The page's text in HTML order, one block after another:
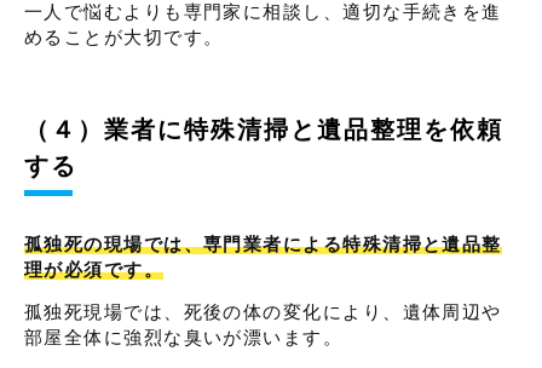
一人で悩むよりも専門家に相談し、適切な手続きを進
めることが大切です。
（４）業者に特殊清掃と遺品整理を依頼
する
孤独死の現場では、専門業者による特殊清掃と遺品整
理が必須です。
孤独死現場では、死後の体の変化により、遺体周辺や
部屋全体に強烈な臭いが漂います。